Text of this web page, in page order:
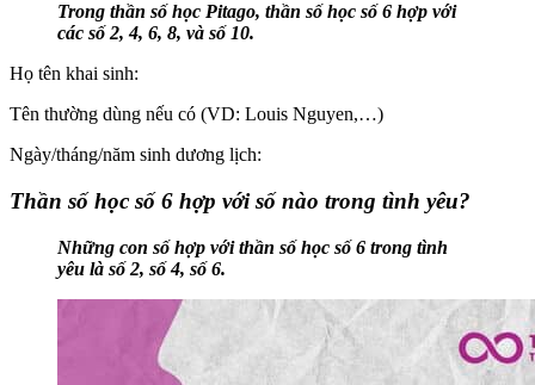
Trong thần số học Pitago, thần số học số 6 hợp với
các số 2, 4, 6, 8, và số 10.
Họ tên khai sinh:
Tên thường dùng nếu có (VD: Louis Nguyen,…)
Ngày/tháng/năm sinh dương lịch:
Thần số học số 6 hợp với số nào trong tình yêu?
Những con số hợp với thần số học số 6 trong tình
yêu là số 2, số 4, số 6.